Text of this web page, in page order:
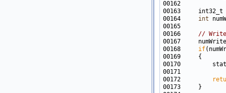
00164 int
00166 //
00167
00168 if
00170
00172